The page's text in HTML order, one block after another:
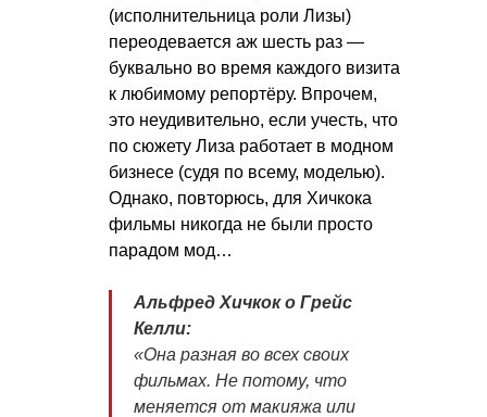
(исполнительница роли Лизы)
переодевается аж шесть раз —
буквально во время каждого визита
к любимому репортёру. Впрочем,
это неудивительно, если учесть, что
по сюжету Лиза работает в модном
бизнесе (судя по всему, моделью).
Однако, повторюсь, для Хичкока
фильмы никогда не были просто
парадом мод…
Альфред Хичкок о Грейс
Келли:
«Она разная во всех своих
фильмах. Не потому, что
меняется от макияжа или